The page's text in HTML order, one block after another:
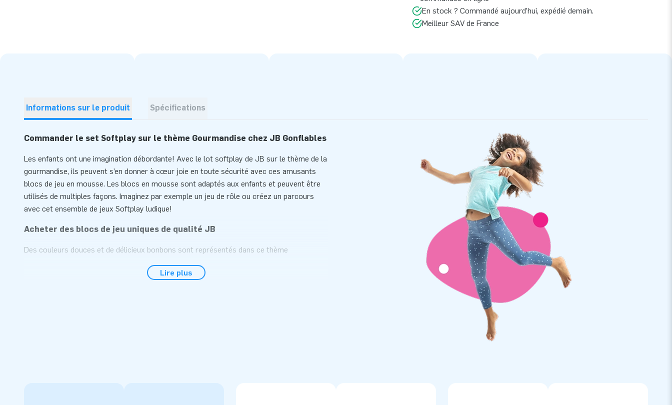
En stock ? Commandé aujourd’hui, expédié demain.
Meilleur SAV de France
Informations sur le produit Spécifications
Commander le set Softplay sur le thème Gourmandise chez JB Gonflables
Les enfants ont une imagination débordante! Avec le lot softplay de JB sur le thème de la
gourmandise, ils peuvent s’en donner à cœur joie en toute sécurité avec ces amusants
blocs de jeu en mousse. Les blocs en mousse sont adaptés aux enfants et peuvent être
utilisés de multiples façons. Imaginez par exemple un jeu de rôle ou créez un parcours
avec cet ensemble de jeux Softplay ludique!
Acheter des blocs de jeu uniques de qualité JB
Des couleurs douces et de délicieux bonbons sont représentés dans ce thème
garantissent des heures d'amusement. Les équipements de jeu en mousse de JB sont de
Lire plus